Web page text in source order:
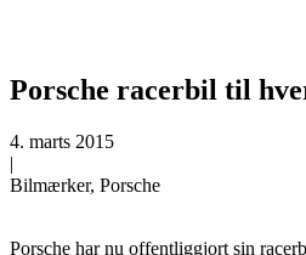
Porsche racerbil til
4. marts 2015
|
Bilmærker, Porsche
Porsche har nu offentliggjort sin